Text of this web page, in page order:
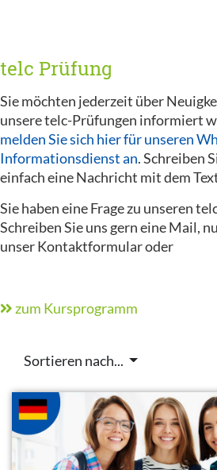
telc Prüfung
Sie möchten jederzeit über
unsere telc-Prüfungen informiert
melden Sie sich hier für unseren
Informationsdienst an. Schreiben
einfach eine Nachricht mit dem
Sie haben eine Frage zu unseren
Schreiben Sie uns gern eine Mail,
unser Kontaktformular oder
zum Kursprogramm
Sortieren nach...